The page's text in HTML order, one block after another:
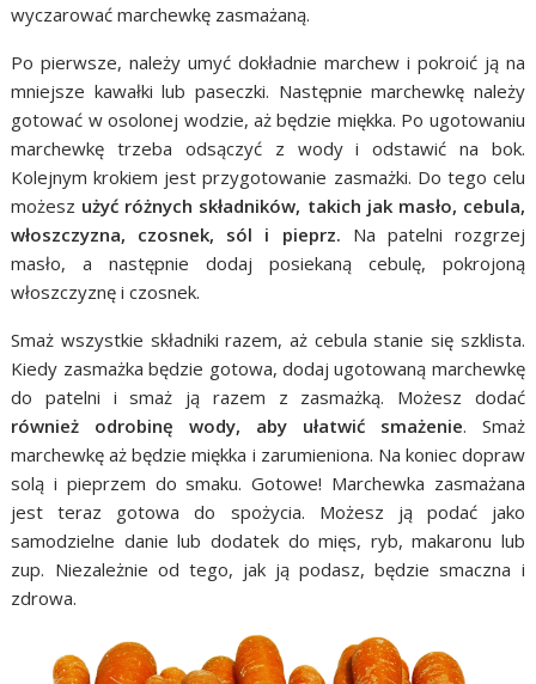
wyczarować marchewkę zasmażaną.
Po pierwsze, należy umyć dokładnie marchew i pokroić ją na
mniejsze kawałki lub paseczki. Następnie marchewkę należy
gotować w osolonej wodzie, aż będzie miękka. Po ugotowaniu
marchewkę trzeba odsączyć z wody i odstawić na bok.
Kolejnym krokiem jest przygotowanie zasmażki. Do tego celu
możesz użyć różnych składników, takich jak masło, cebula,
włoszczyzna, czosnek, sól i pieprz. Na patelni rozgrzej
masło, a następnie dodaj posiekaną cebulę, pokrojoną
włoszczyznę i czosnek.
Smaż wszystkie składniki razem, aż cebula stanie się szklista.
Kiedy zasmażka będzie gotowa, dodaj ugotowaną marchewkę
do patelni i smaż ją razem z zasmażką. Możesz dodać
również odrobinę wody, aby ułatwić smażenie. Smaż
marchewkę aż będzie miękka i zarumieniona. Na koniec dopraw
solą i pieprzem do smaku. Gotowe! Marchewka zasmażana
jest teraz gotowa do spożycia. Możesz ją podać jako
samodzielne danie lub dodatek do mięs, ryb, makaronu lub
zup. Niezależnie od tego, jak ją podasz, będzie smaczna i
zdrowa.